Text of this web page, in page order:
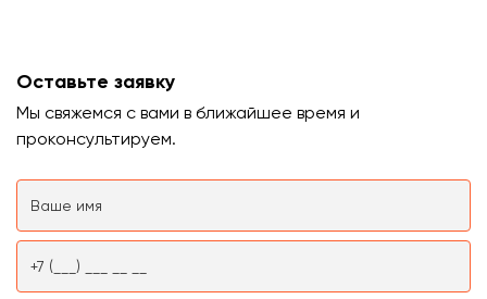
Оставьте заявку
Мы свяжемся с вами в ближайшее время и
проконсультируем.